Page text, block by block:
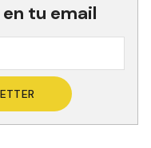
tu email